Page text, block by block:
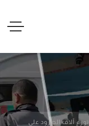
الفارس الشهم 3 توزع آلاف الطرود على